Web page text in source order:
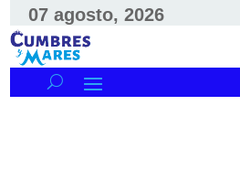
07 agosto, 2026